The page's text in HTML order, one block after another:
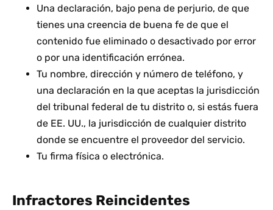
Una declaración, bajo pena de perjurio, de que
tienes una creencia de buena fe de que el
contenido fue eliminado o desactivado por error
o por una identificación errónea.
Tu nombre, dirección y número de teléfono, y
una declaración en la que aceptas la jurisdicción
del tribunal federal de tu distrito o, si estás fuera
de EE. UU., la jurisdicción de cualquier distrito
donde se encuentre el proveedor del servicio.
Tu firma física o electrónica.
Infractores Reincidentes